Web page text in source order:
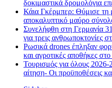
δοκιμαστικά δρομολόγια
Κάια Γκέρμπερ: Θύμισε τη
αποκαλυπτικό μαύρο
Συνελήφθη στη Γερμανία
για τρεις ανθρωποκτονίες
Ρωσικά drones έπληξαν
και αγροτικές αποθήκες
Τουρισμός για όλους
αίτηση- Οι προϋποθέσεις